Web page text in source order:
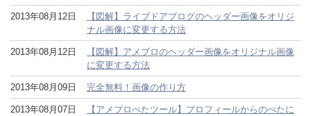
2013年08月12日
【図解】ライブドアブログのヘッダー画像をオリジ
ナル画像に変更する方法
2013年08月12日
【図解】アメブロのヘッダー画像をオリジナル画像
に変更する方法
2013年08月09日 完全無料！画像の作り方
2013年08月07日
【アメブロぺたツール】プロフィールからのぺたに